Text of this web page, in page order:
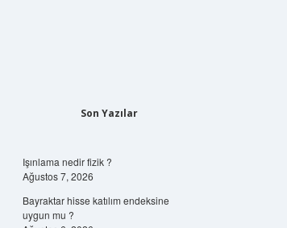
Son Yazılar
Işınlama nedir fizik ?
Ağustos 7, 2026
Bayraktar hisse katılım endeksine
uygun mu ?